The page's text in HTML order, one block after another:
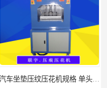
浙江布料凹凸4d压纹机生产厂家 服装凹凸4d压纹植胶机 经济实惠